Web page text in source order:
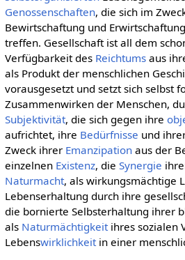
Genossenschaften, die sich im
Bewirtschaftung und
treffen. Gesellschaft ist all dem
Verfügbarkeit des Reichtumsaus
als Produkt der menschlichen
vorausgesetzt und setzt sich selbst
Zusammenwirken der Menschen,
Subjektivität, die sich gegen ihre
aufrichtet, ihre Bedürfnisse und
Zweck ihrer Emanzipationaus der
einzelnen Existenz, die Synergie
Naturmacht, als wirkungsmächtige
Lebenserhaltung durch ihre
die bornierte Selbsterhaltung ihrer
als Naturmächtigkeitihres sozialen
Lebenswirklichkeitin einer